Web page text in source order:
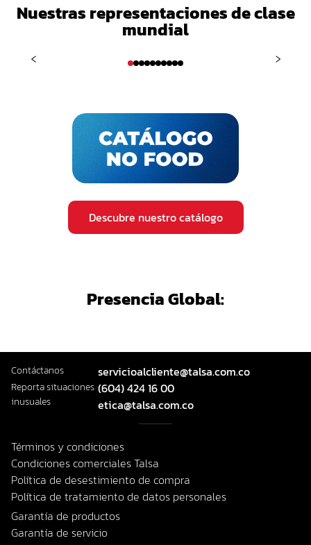
Nuestras representaciones de clase
mundial
‹
›
Descubre nuestro catálogo
Presencia Global:
Contáctanos servicioalcliente@talsa.com.co
Reporta situaciones
inusuales
(604) 424 16 00
etica@talsa.com.co
Términos y condiciones
Condiciones comerciales Talsa
Política de desestimiento de compra
Política de tratamiento de datos personales
Garantía de productos
Garantía de servicio